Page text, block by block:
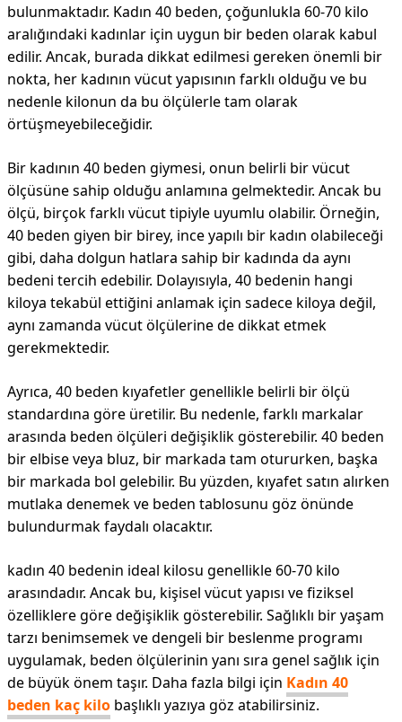
bulunmaktadır. Kadın 40 beden, çoğunlukla 60-70 kilo
aralığındaki kadınlar için uygun bir beden olarak kabul
edilir. Ancak, burada dikkat edilmesi gereken önemli bir
nokta, her kadının vücut yapısının farklı olduğu ve bu
nedenle kilonun da bu ölçülerle tam olarak
örtüşmeyebileceğidir.
Bir kadının 40 beden giymesi, onun belirli bir vücut
ölçüsüne sahip olduğu anlamına gelmektedir. Ancak bu
ölçü, birçok farklı vücut tipiyle uyumlu olabilir. Örneğin,
40 beden giyen bir birey, ince yapılı bir kadın olabileceği
gibi, daha dolgun hatlara sahip bir kadında da aynı
bedeni tercih edebilir. Dolayısıyla, 40 bedenin hangi
kiloya tekabül ettiğini anlamak için sadece kiloya değil,
aynı zamanda vücut ölçülerine de dikkat etmek
gerekmektedir.
Ayrıca, 40 beden kıyafetler genellikle belirli bir ölçü
standardına göre üretilir. Bu nedenle, farklı markalar
arasında beden ölçüleri değişiklik gösterebilir. 40 beden
bir elbise veya bluz, bir markada tam otururken, başka
bir markada bol gelebilir. Bu yüzden, kıyafet satın alırken
mutlaka denemek ve beden tablosunu göz önünde
bulundurmak faydalı olacaktır.
kadın 40 bedenin ideal kilosu genellikle 60-70 kilo
arasındadır. Ancak bu, kişisel vücut yapısı ve fiziksel
özelliklere göre değişiklik gösterebilir. Sağlıklı bir yaşam
tarzı benimsemek ve dengeli bir beslenme programı
uygulamak, beden ölçülerinin yanı sıra genel sağlık için
de büyük önem taşır. Daha fazla bilgi için Kadın 40
beden kaç kilo başlıklı yazıya göz atabilirsiniz.